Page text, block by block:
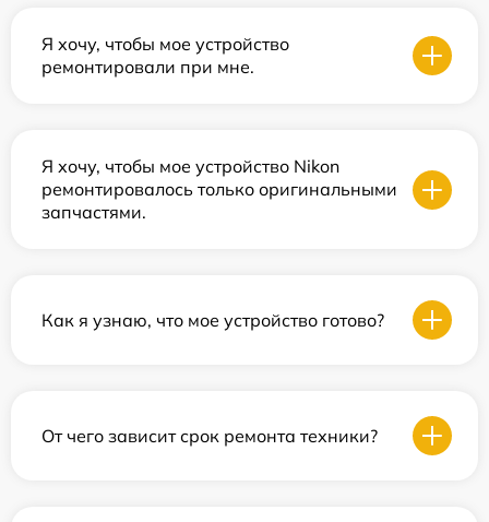
Я хочу, чтобы мое устройство
ремонтировали при мне.
Я хочу, чтобы мое устройство Nikon
ремонтировалось только оригинальными
запчастями.
Как я узнаю, что мое устройство готово?
От чего зависит срок ремонта техники?